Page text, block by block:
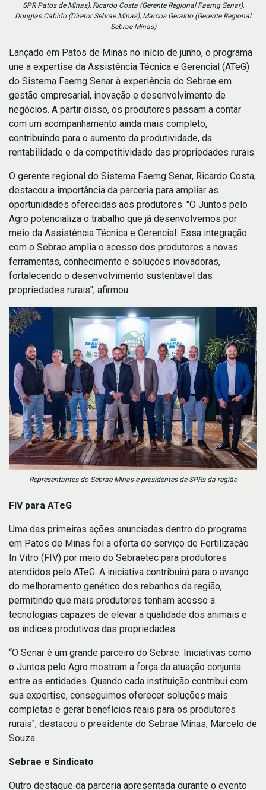
SPR Patos de Minas), Ricardo Costa (Gerente Regional Faemg Senar),
Douglas Cabido (Diretor Sebrae Minas), Marcos Geraldo (Gerente Regional
Sebrae Minas)
Lançado em Patos de Minas no início de junho, o programa
une a expertise da Assistência Técnica e Gerencial (ATeG)
do Sistema Faemg Senar à experiência do Sebrae em
gestão empresarial, inovação e desenvolvimento de
negócios. A partir disso, os produtores passam a contar
com um acompanhamento ainda mais completo,
contribuindo para o aumento da produtividade, da
rentabilidade e da competitividade das propriedades rurais.
O gerente regional do Sistema Faemg Senar, Ricardo Costa,
destacou a importância da parceria para ampliar as
oportunidades oferecidas aos produtores. "O Juntos pelo
Agro potencializa o trabalho que já desenvolvemos por
meio da Assistência Técnica e Gerencial. Essa integração
com o Sebrae amplia o acesso dos produtores a novas
ferramentas, conhecimento e soluções inovadoras,
fortalecendo o desenvolvimento sustentável das
propriedades rurais", afirmou.
Representantes do Sebrae Minas e presidentes de SPRs da região
FIV para ATeG
Uma das primeiras ações anunciadas dentro do programa
em Patos de Minas foi a oferta do serviço de Fertilização
In Vitro (FIV) por meio do Sebraetec para produtores
atendidos pelo ATeG. A iniciativa contribuirá para o avanço
do melhoramento genético dos rebanhos da região,
permitindo que mais produtores tenham acesso a
tecnologias capazes de elevar a qualidade dos animais e
os índices produtivos das propriedades.
“O Senar é um grande parceiro do Sebrae. Iniciativas como
o Juntos pelo Agro mostram a força da atuação conjunta
entre as entidades. Quando cada instituição contribui com
sua expertise, conseguimos oferecer soluções mais
completas e gerar benefícios reais para os produtores
rurais", destacou o presidente do Sebrae Minas, Marcelo de
Souza.
Sebrae e Sindicato
Outro destaque da parceria apresentada durante o evento